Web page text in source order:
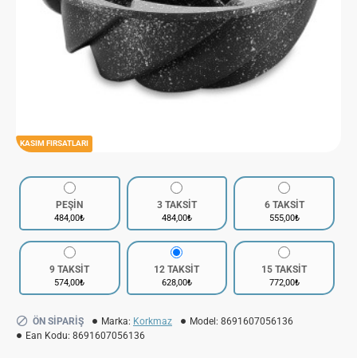
KASIM FIRSATLARI
PEŞİN
484,00₺
3 TAKSİT
484,00₺
6 TAKSİT
555,00₺
9 TAKSİT
574,00₺
12 TAKSİT
628,00₺
15 TAKSİT
772,00₺
ÖN SIPARIŞ Marka: Korkmaz Model: 8691607056136
Ean Kodu: 8691607056136